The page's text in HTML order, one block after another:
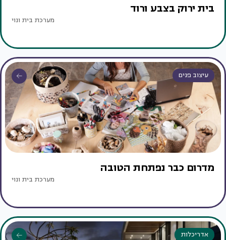
בית ירוק בצבע ורוד
מערכת בית ונוי
עיצוב פנים
מדרום כבר נפתחת הטובה
מערכת בית ונוי
אדריכלות